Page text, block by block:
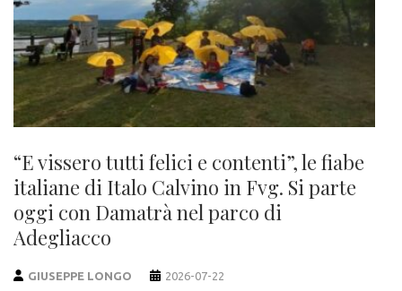
“E vissero tutti felici e contenti”, le fiabe
italiane di Italo Calvino in Fvg. Si parte
oggi con Damatrà nel parco di
Adegliacco
GIUSEPPE LONGO 2026-07-22